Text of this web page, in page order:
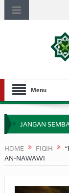
Menu
JANGAN
MIMPI YANG
HOME FIQIH
AN-NAWAWI